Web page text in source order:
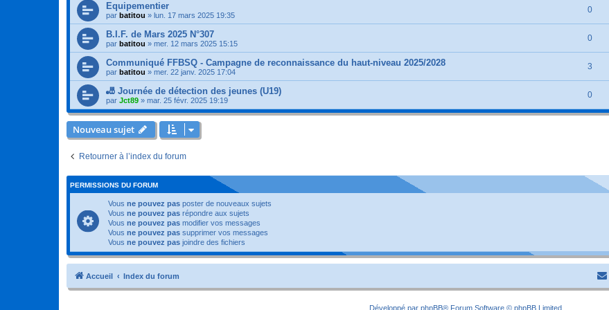
Equipementier
par batitou » lun. 17 mars 2025 19:35
0
B.I.F. de Mars 2025 N°307
par batitou » mer. 12 mars 2025 15:15
0
Communiqué FFBSQ - Campagne de reconnaissance du haut-niveau 2025/2028
par batitou » mer. 22 janv. 2025 17:04
3
🎳 Journée de détection des jeunes (U19)
par Jct89 » mar. 25 févr. 2025 19:19
0
Nouveau sujet
Retourner à l’index du forum
PERMISSIONS DU FORUM
Vous ne pouvez pas poster de nouveaux sujets
Vous ne pouvez pas répondre aux sujets
Vous ne pouvez pas modifier vos messages
Vous ne pouvez pas supprimer vos messages
Vous ne pouvez pas joindre des fichiers
Accueil Index du forum
Développé par phpBB® Forum Software © phpBB Limited